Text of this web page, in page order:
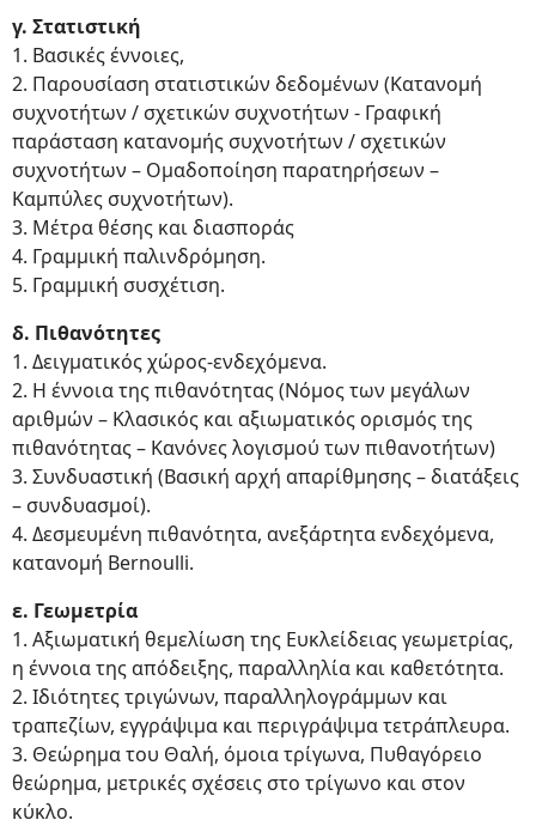
γ. Στατιστική
1. Βασικές έννοιες,
2. Παρουσίαση στατιστικών δεδομένων (Κατανομή
συχνοτήτων / σχετικών συχνοτήτων - Γραφική
παράσταση κατανομής συχνοτήτων / σχετικών
συχνοτήτων – Ομαδοποίηση παρατηρήσεων –
Καμπύλες συχνοτήτων).
3. Μέτρα θέσης και διασποράς
4. Γραμμική παλινδρόμηση.
5. Γραμμική συσχέτιση.
δ. Πιθανότητες
1. Δειγματικός χώρος-ενδεχόμενα.
2. Η έννοια της πιθανότητας (Νόμος των μεγάλων
αριθμών – Κλασικός και αξιωματικός ορισμός της
πιθανότητας – Κανόνες λογισμού των πιθανοτήτων)
3. Συνδυαστική (Βασική αρχή απαρίθμησης – διατάξεις
– συνδυασμοί).
4. Δεσμευμένη πιθανότητα, ανεξάρτητα ενδεχόμενα,
κατανομή Bernoulli.
ε. Γεωμετρία
1. Αξιωματική θεμελίωση της Ευκλείδειας γεωμετρίας,
η έννοια της απόδειξης, παραλληλία και καθετότητα.
2. Ιδιότητες τριγώνων, παραλληλογράμμων και
τραπεζίων, εγγράψιμα και περιγράψιμα τετράπλευρα.
3. Θεώρημα του Θαλή, όμοια τρίγωνα, Πυθαγόρειο
θεώρημα, μετρικές σχέσεις στο τρίγωνο και στον
κύκλο.